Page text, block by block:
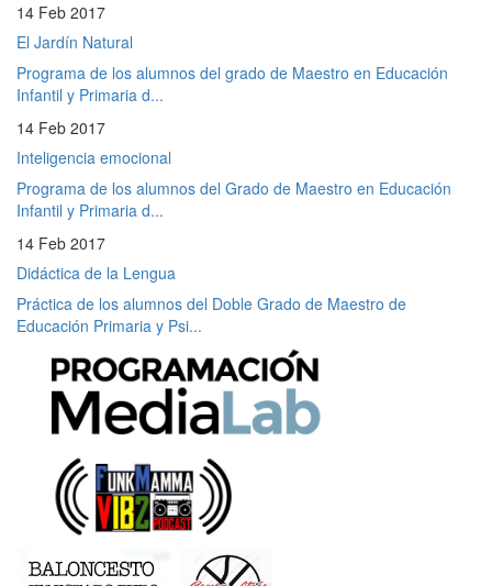
14 Feb 2017
El Jardín Natural
Programa de los alumnos del grado de Maestro en Educación
Infantil y Primaria d...
14 Feb 2017
Inteligencia emocional
Programa de los alumnos del Grado de Maestro en Educación
Infantil y Primaria d...
14 Feb 2017
Didáctica de la Lengua
Práctica de los alumnos del Doble Grado de Maestro de
Educación Primaria y Psi...